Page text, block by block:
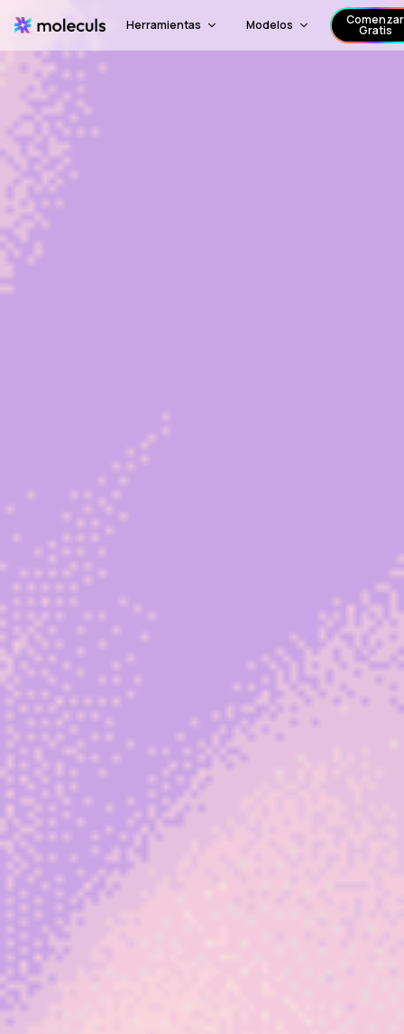
Herramientas Modelos Comenzar
Gratis